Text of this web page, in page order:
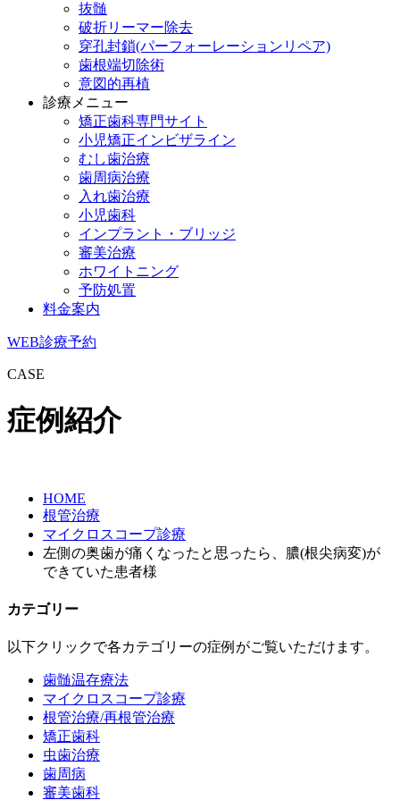
抜髄
破折リーマー除去
穿孔封鎖(パーフォーレーションリペア)
歯根端切除術
意図的再植
診療メニュー
矯正歯科専門サイト
小児矯正インビザライン
むし歯治療
歯周病治療
入れ歯治療
小児歯科
インプラント・ブリッジ
審美治療
ホワイトニング
予防処置
料金案内
WEB診療予約
CASE
症例紹介
HOME
根管治療
マイクロスコープ診療
左側の奥歯が痛くなったと思ったら、膿(根尖病変)が
できていた患者様
カテゴリー
以下クリックで各カテゴリーの症例がご覧いただけます。
歯髄温存療法
マイクロスコープ診療
根管治療/再根管治療
矯正歯科
虫歯治療
歯周病
審美歯科